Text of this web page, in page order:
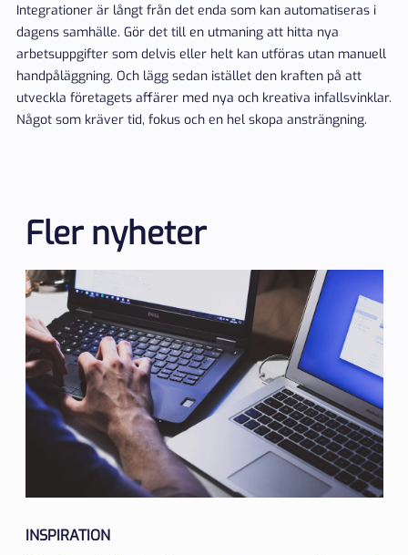
Integrationer är långt från det enda som kan automatiseras i
dagens samhälle. Gör det till en utmaning att hitta nya
arbetsuppgifter som delvis eller helt kan utföras utan manuell
handpåläggning. Och lägg sedan istället den kraften på att
utveckla företagets affärer med nya och kreativa infallsvinklar.
Något som kräver tid, fokus och en hel skopa ansträngning.
Fler nyheter
INSPIRATION